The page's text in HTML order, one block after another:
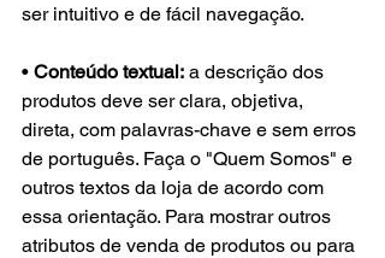
ser intuitivo e de fácil navegação.
• Conteúdo textual: a descrição dos
produtos deve ser clara, objetiva,
direta, com palavras-chave e sem erros
de português. Faça o "Quem Somos" e
outros textos da loja de acordo com
essa orientação. Para mostrar outros
atributos de venda de produtos ou para